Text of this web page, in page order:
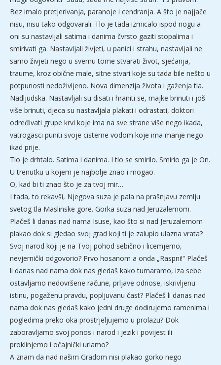
Bez imalo pretjerivanja, paranoje i cendranja. A što je najjače
nisu, nisu tako odgovarali. Tlo je tada izmicalo ispod nogu a
oni su nastavljali satima i danima čvrsto gaziti stopalima i
smirivati ga. Nastavljali živjeti, u panici i strahu, nastavljali ne
samo živjeti nego u svemu tome stvarati život, sjećanja,
traume, kroz obične male, sitne stvari koje su tada bile nešto u
potpunosti nedoživljeno. Nova dimenzija života i gaženja tla.
Nadljudska. Nastavljali su disati i hraniti se, majke brinuti i još
više brinuti, djeca su nastavljala plakati i odrastati, doktori
određivati grupe krvi koje ima na sve strane više nego ikada,
vatrogasci puniti svoje cisterne vodom koje ima manje nego
ikad prije.
Tlo je drhtalo. Satima i danima. I tlo se smirilo. Smirio ga je On.
U trenutku u kojem je najbolje znao i mogao.
O, kad bi ti znao što je za tvoj mir…
I tada, to rekavši, Njegova suza je pala na prašnjavu zemlju
svetog tla Maslinske gore. Gorka suza nad Jeruzalemom.
Plačeš li danas nad nama Isuse, kao što si nad Jeruzalemom
plakao dok si gledao svoj grad koji ti je zalupio ulazna vrata?
Svoj narod koji je na Tvoj pohod sebično i licemjerno,
nevjernički odgovorio? Prvo hosanom a onda „Raspni!“ Plačeš
li danas nad nama dok nas gledaš kako tumaramo, iza sebe
ostavljamo nedovršene račune, prljave odnose, iskrivljenu
istinu, pogaženu pravdu, popljuvanu čast? Plačeš li danas nad
nama dok nas gledaš kako jedni druge dodirujemo ramenima i
pogledima preko oka prostrjeljujemo u prolazu? Dok
zaboravljamo svoj ponos i narod i jezik i povijest ili
proklinjemo i očajnički urlamo?
A znam da nad našim Gradom nisi plakao gorko nego